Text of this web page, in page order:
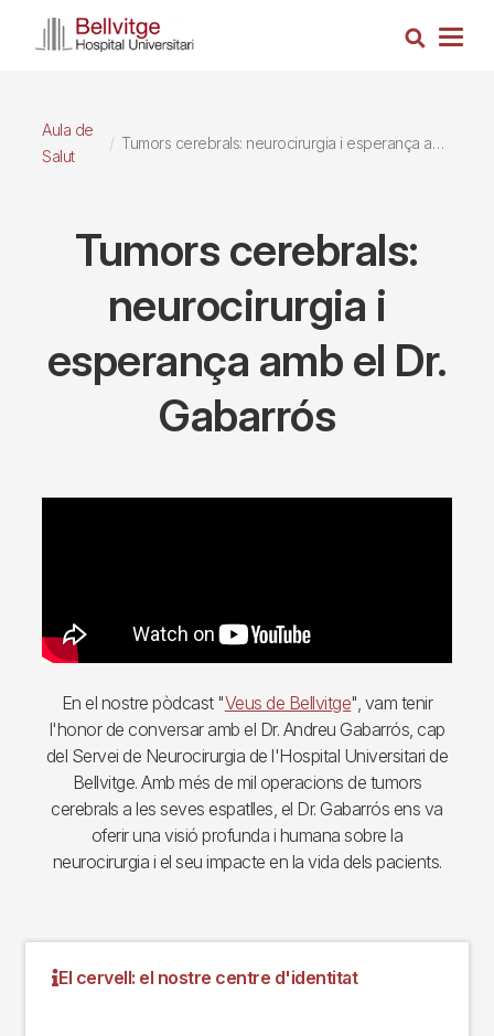
Cerca
Aula de
Salut
Tumors cerebrals: neurocirurgia i esperança amb el Dr. Gabarrós
Tumors cerebrals:
neurocirurgia i
esperança amb el Dr.
Gabarrós
En el nostre pòdcast "Veus de Bellvitge", vam tenir
l'honor de conversar amb el Dr. Andreu Gabarrós, cap
del Servei de Neurocirurgia de l'Hospital Universitari de
Bellvitge. Amb més de mil operacions de tumors
cerebrals a les seves espatlles, el Dr. Gabarrós ens va
oferir una visió profunda i humana sobre la
neurocirurgia i el seu impacte en la vida dels pacients.
El cervell: el nostre centre d'identitat